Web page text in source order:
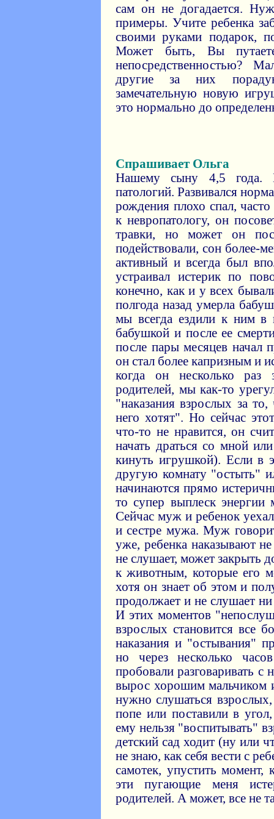
сам он не догадается.
примеры. Учите ребенка
своими руками подарок,
Может быть, Вы
непосредственностью?
другие за них
замечательную новую
это нормально до
Спрашивает Ольга
Нашему сыну 4,5 года.
патологий. Развивался
рождения плохо спал,
к невропатологу, он
травки, но может он
подействовали, сон более-
активный и всегда был
устраивал истерик по
конечно, как и у всех
полгода назад умерла
мы всегда ездили к ним в
бабушкой и после ее
после пары месяцев начал
он стал более капризным и
когда он несколько раз
родителей, мы как-то
"наказания взрослых за
него хотят". Но сейчас
что-то не нравится, он
начать драться со мной
кинуть игрушкой). Если в
другую комнату "остыть"
начинаются прямо
то супер выплеск энергии
Сейчас муж и ребенок
и сестре мужа. Муж
уже, ребенка наказывают
не слушает, может закрыть
к животным, которые его
хотя он знает об этом и
продолжает и не слушает
И этих моментов
взрослых становится все
наказания и "остывания"
но через несколько
пробовали разговаривать
вырос хорошим мальчиком
нужно слушаться
попе или поставили в
ему нельзя "воспитывать"
детский сад ходит (ну или
не знаю, как себя вести с
самотек, упустить момент,
эти пугающие меня
родителей. А может, все не